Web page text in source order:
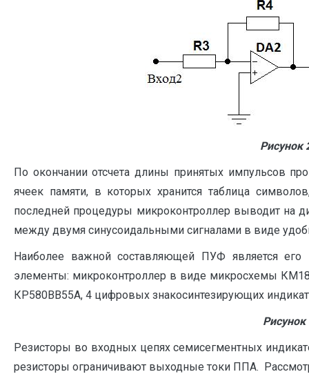
Рисунок
По окончании отсчета длины принятых импульсов
ячеек памяти, в которых хранится таблица
последней процедуры микроконтроллер выводит на
между двумя синусоидальными сигналами в виде
Наиболее важной составляющей ПУФ является
элементы: микроконтроллер в виде микросхемы
КР580ВВ55А, 4 цифровых знакосинтезирующих
Резисторы во входных цепях семисегментных
резисторы ограничивают выходные токи ППА.